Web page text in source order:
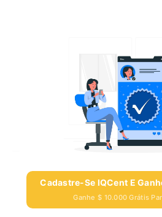
Cadastre-Se IQCent E
Ganhe $ 10.000 Grátis